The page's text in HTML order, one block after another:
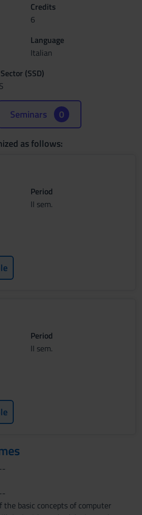
Credits
6
Language
Italian
(SSD)
Seminars 0
as follows:
Period
II sem.
Period
II sem.
basic concepts of computer